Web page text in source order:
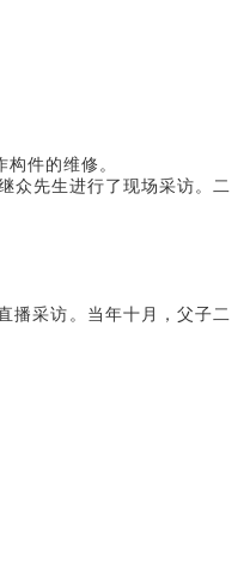
件的维修。
众先生进行了现场采访。二
播采访。当年十月，父子二